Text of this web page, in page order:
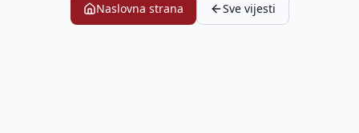
Naslovna strana Sve vijesti